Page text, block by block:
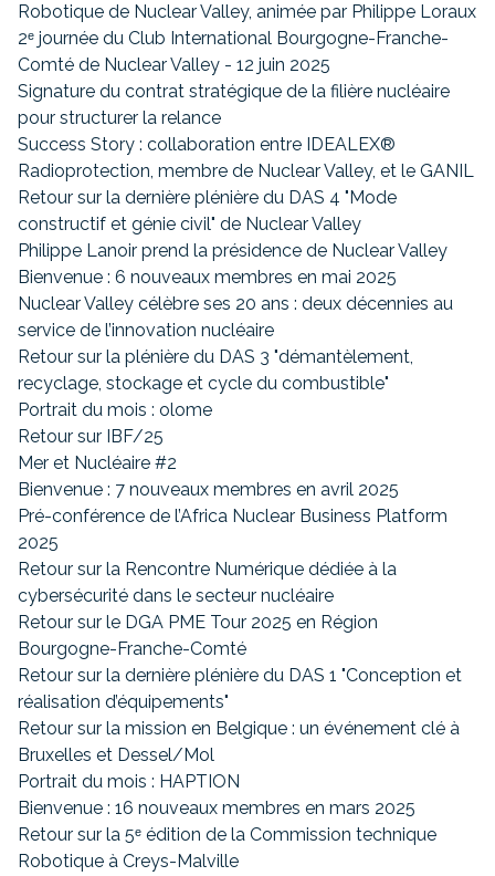
Robotique de Nuclear Valley, animée par Philippe Loraux
2ᵉ journée du Club International Bourgogne-Franche-
Comté de Nuclear Valley - 12 juin 2025
Signature du contrat stratégique de la filière nucléaire
pour structurer la relance
Success Story : collaboration entre IDEALEX®
Radioprotection, membre de Nuclear Valley, et le GANIL
Retour sur la dernière plénière du DAS 4 "Mode
constructif et génie civil" de Nuclear Valley
Philippe Lanoir prend la présidence de Nuclear Valley
Bienvenue : 6 nouveaux membres en mai 2025
Nuclear Valley célèbre ses 20 ans : deux décennies au
service de l’innovation nucléaire
Retour sur la plénière du DAS 3 "démantèlement,
recyclage, stockage et cycle du combustible"
Portrait du mois : olome
Retour sur IBF/25
Mer et Nucléaire #2
Bienvenue : 7 nouveaux membres en avril 2025
Pré-conférence de l’Africa Nuclear Business Platform
2025
Retour sur la Rencontre Numérique dédiée à la
cybersécurité dans le secteur nucléaire
Retour sur le DGA PME Tour 2025 en Région
Bourgogne-Franche-Comté
Retour sur la dernière plénière du DAS 1 "Conception et
réalisation d’équipements"
Retour sur la mission en Belgique : un événement clé à
Bruxelles et Dessel/Mol
Portrait du mois : HAPTION
Bienvenue : 16 nouveaux membres en mars 2025
Retour sur la 5ᵉ édition de la Commission technique
Robotique à Creys-Malville